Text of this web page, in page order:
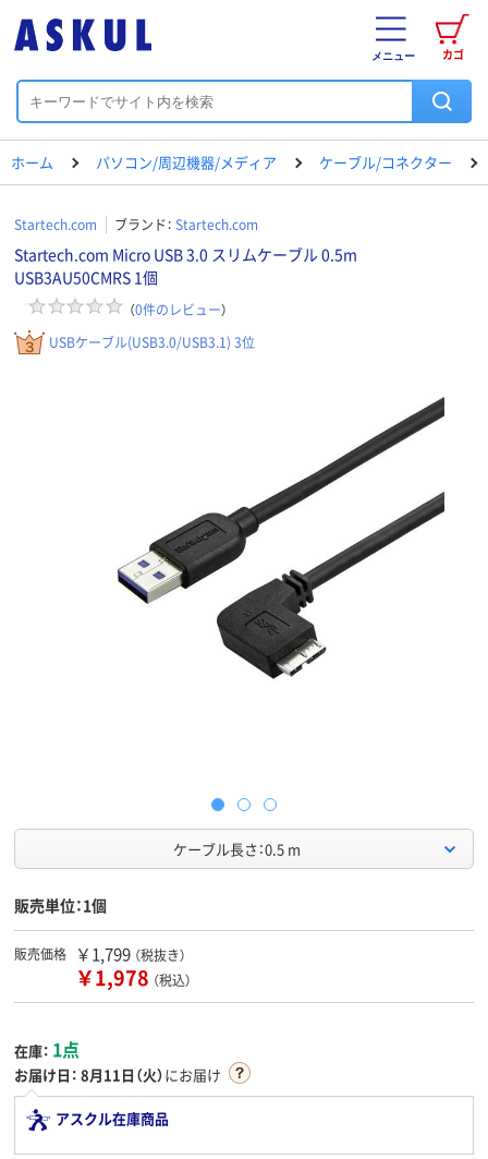
カゴ
メニュー
ホーム パソコン/周辺機器/メディア ケーブル/コネクター
Startech.com ブランド： Startech.com
Startech.com Micro USB 3.0 スリムケーブル 0.5m
USB3AU50CMRS 1個
（0件のレビュー）
USBケーブル(USB3.0/USB3.1) 3位
ケーブル長さ：0.5 m
販売単位：1個
販売価格 ￥1,799 （税抜き）
￥1,978 （税込）
在庫： 1点
お届け日： 8月11日（火）にお届け
アスクル在庫商品